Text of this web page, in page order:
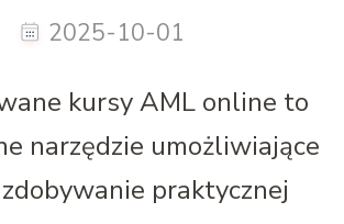
2025-10-01
kursy AML online to
narzędzie umożliwiające
praktycznej